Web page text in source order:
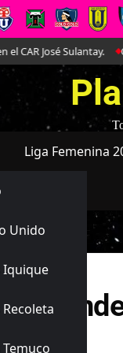
José Sulantay.
Unido
Iquique
Liga Femenina